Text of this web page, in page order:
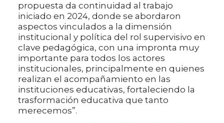
propuesta da continuidad al trabajo
iniciado en 2024, donde se abordaron
aspectos vinculados a la dimensión
institucional y política del rol supervisivo en
clave pedagógica, con una impronta muy
importante para todos los actores
institucionales, principalmente en quienes
realizan el acompañamiento en las
instituciones educativas, fortaleciendo la
trasformación educativa que tanto
merecemos”.